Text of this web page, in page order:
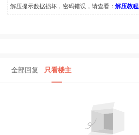
解压提示数据损坏，密码错误，请查看： 解压教程
全部回复 只看楼主